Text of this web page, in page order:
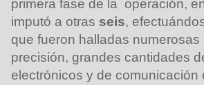
primera fase de la operación,
imputó a otras seis,
que fueron halladas
precisión, grandes cantidades
electrónicos y de